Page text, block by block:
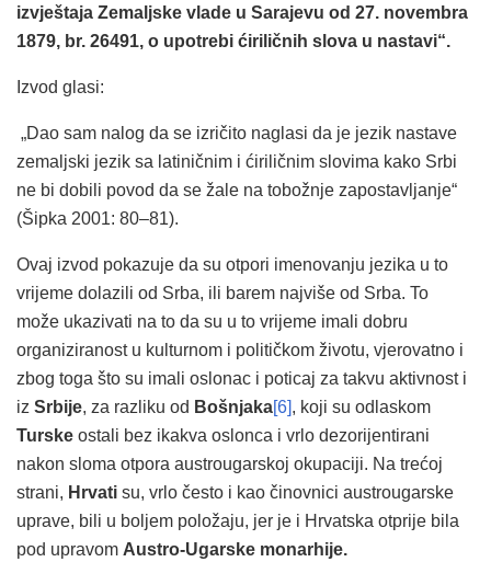
izvještaja Zemaljske vlade u Sarajevu od 27. novembra
1879, br. 26491, o upotrebi ćiriličnih slova u nastavi“.
Izvod glasi:
„Dao sam nalog da se izričito naglasi da je jezik nastave
zemaljski jezik sa latiničnim i ćiriličnim slovima kako Srbi
ne bi dobili povod da se žale na tobožnje zapostavljanje“
(Šipka 2001: 80–81).
Ovaj izvod pokazuje da su otpori imenovanju jezika u to
vrijeme dolazili od Srba, ili barem najviše od Srba. To
može ukazivati na to da su u to vrijeme imali dobru
organiziranost u kulturnom i političkom životu, vjerovatno i
zbog toga što su imali oslonac i poticaj za takvu aktivnost i
iz Srbije, za razliku od Bošnjaka[6], koji su odlaskom
Turske ostali bez ikakva oslonca i vrlo dezorijentirani
nakon sloma otpora austrougarskoj okupaciji. Na trećoj
strani, Hrvati su, vrlo često i kao činovnici austrougarske
uprave, bili u boljem položaju, jer je i Hrvatska otprije bila
pod upravom Austro-Ugarske monarhije.